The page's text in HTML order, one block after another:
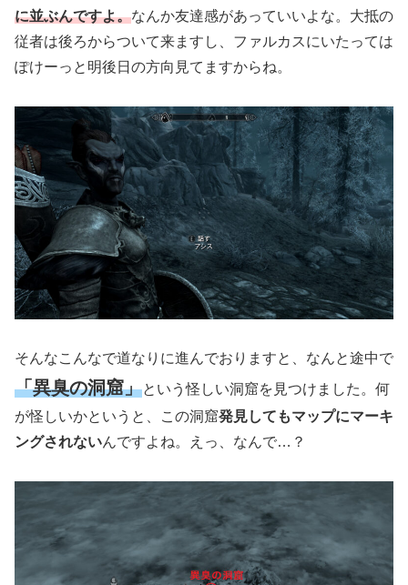
に並ぶんですよ。なんか友達感があっていいよな。大抵の
従者は後ろからついて来ますし、ファルカスにいたっては
ぽけーっと明後日の方向見てますからね。
そんなこんなで道なりに進んでおりますと、なんと途中で
「異臭の洞窟」という怪しい洞窟を見つけました。何
が怪しいかというと、この洞窟発見してもマップにマーキ
ングされないんですよね。えっ、なんで…？